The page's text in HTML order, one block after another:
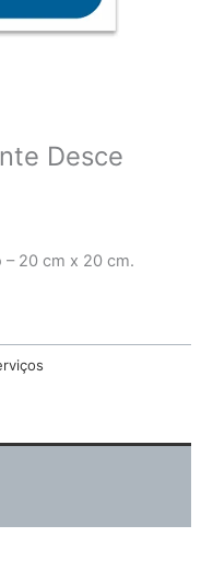
Desce
– 20 cm x 20 cm.